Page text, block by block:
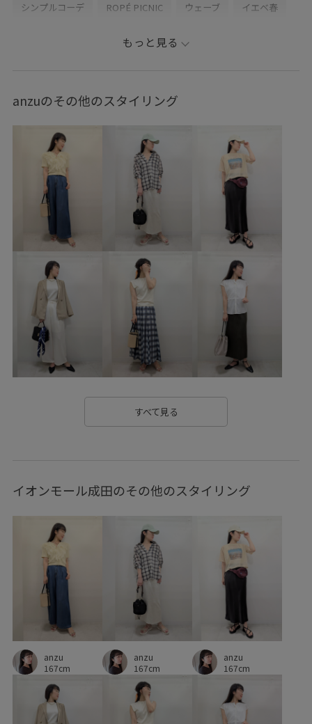
シンプルコーデ ROPÉ PICNIC ウェーブ イエベ春
トップス シャツ/ブラウス
スニーカー
GIX16150 0318PRESS対象商品 26mother'sday
26SSRPボトム blouse_pickup Exclusive_GW
Iラインシルエット mefitBAG
RP26SS_goods RP26SSインナー RP_champion別注
RP体型カバー UVカット
さりげないアクセント アクセサリー アメカジ
オフィス オフィスカジュアル カジュアル
カラーニット クロップド丈 シアー
シアー感 シアー素材 シボ感 シャツ
スリット セット タイツ チェーン ツイル生地
テレコ素材 デイリー使い
トレンチコート トレンドカラー トレンド感
トートバッグ ドッキングデザイン ナイロン
ニットスカート
フェイクレザー フリーサイズ ベーシック
ベーシックカラー ボリューム感 ポケット付き
ポリエステル マウンテンパーカー
ミニバッグ メッシュ リブ
もっと見る
anzuのその他のスタイリング
すべて見る
イオンモール成田のその他のスタイリング
anzu
167cm
anzu
167cm
anzu
167cm